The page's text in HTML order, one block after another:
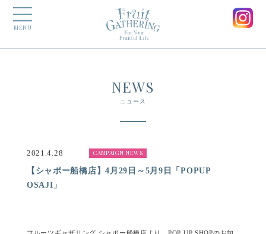
MENU
NEWS
ニュース
2021.4.28 CAMPAIGN NEWS
【シャポー船橋店】4月29日～5月9日「POPUP
OSAJI」